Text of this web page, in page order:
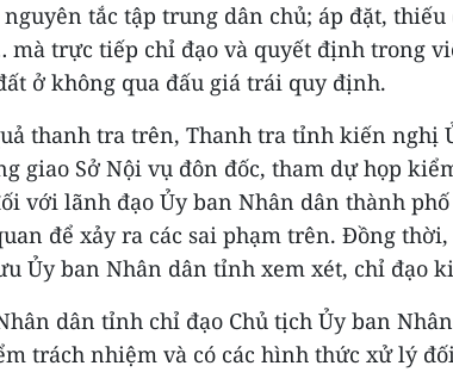
tắc tập trung dân chủ; áp đặt,
mà trực tiếp chỉ đạo và quyết định trong
ở không qua đấu giá trái quy định.
thanh tra trên, Thanh tra tỉnh kiến nghị
giao Sở Nội vụ đôn đốc, tham dự họp
với lãnh đạo Ủy ban Nhân dân thành phố
để xảy ra các sai phạm trên. Đồng thời,
Ủy ban Nhân dân tỉnh xem xét, chỉ đạo
dân tỉnh chỉ đạo Chủ tịch Ủy ban
trách nhiệm và có các hình thức xử lý